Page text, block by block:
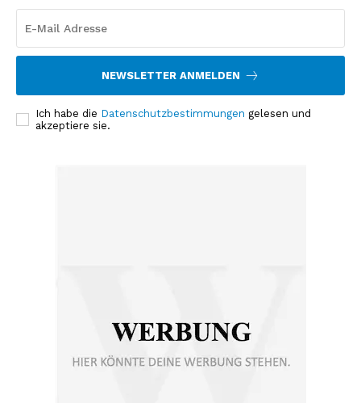
NEWSLETTER ANMELDEN
Ich habe die Datenschutzbestimmungen gelesen und
akzeptiere sie.